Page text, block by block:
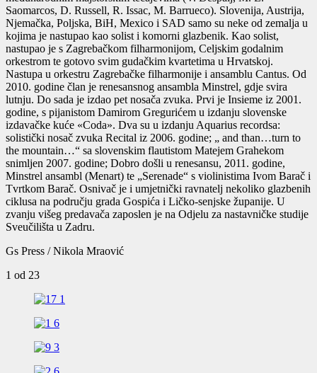
Saomarcos, D. Russell, R. Issac, M. Barrueco). Slovenija, Austrija,
Njemačka, Poljska, BiH, Mexico i SAD samo su neke od zemalja u
kojima je nastupao kao solist i komorni glazbenik. Kao solist,
nastupao je s Zagrebačkom filharmonijom, Celjskim godalnim
orkestrom te gotovo svim gudačkim kvartetima u Hrvatskoj.
Nastupa u orkestru Zagrebačke filharmonije i ansamblu Cantus. Od
2010. godine član je renesansnog ansambla Minstrel, gdje svira
lutnju. Do sada je izdao pet nosača zvuka. Prvi je Insieme iz 2001.
godine, s pijanistom Damirom Gregurićem u izdanju slovenske
izdavačke kuće «Coda». Dva su u izdanju Aquarius recordsa:
solistički nosač zvuka Recital iz 2006. godine; „ and than…turn to
the mountain…“ sa slovenskim flautistom Matejem Grahekom
snimljen 2007. godine; Dobro došli u renesansu, 2011. godine,
Minstrel ansambl (Menart) te „Serenade“ s violinistima Ivom Barač i
Tvrtkom Barač. Osnivač je i umjetnički ravnatelj nekoliko glazbenih
ciklusa na području grada Gospića i Ličko-senjske županije. U
zvanju višeg predavača zaposlen je na Odjelu za nastavničke studije
Sveučilišta u Zadru.
Gs Press / Nikola Mraović
1 od 23